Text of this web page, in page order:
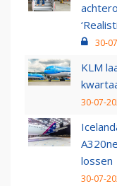
30-
KLM
30-07-
lossen
30-07-